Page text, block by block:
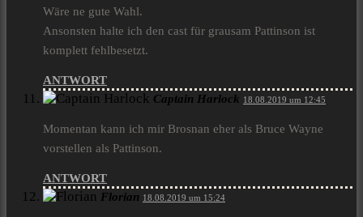
Wäre ne gute Wahl.
Ansonsten halte ich den cast für grausam Pattinson ist
komplett fehlbesetzt.
ANTWORT
Captain Harlock 18.08.2019 um 12:45
Momentan kann ich mir Brosnan eher als Bruce Wayne
vorstellen als Pattinson.
ANTWORT
Florian 18.08.2019 um 15:24